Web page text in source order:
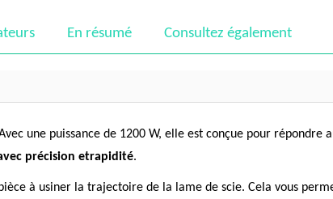
En résumé Consultez également
une puissance de 1200 W, elle est conçue pour répondre
précision etrapidité.
à usiner la trajectoire de la lame de scie. Cela vous